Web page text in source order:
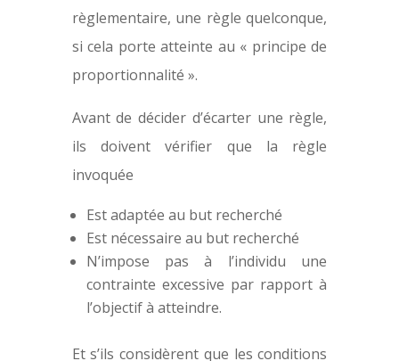
règlementaire, une règle quelconque,
si cela porte atteinte au « principe de
proportionnalité ».
Avant de décider d’écarter une règle,
ils doivent vérifier que la règle
invoquée
Est adaptée au but recherché
Est nécessaire au but recherché
N’impose pas à l’individu une
contrainte excessive par rapport à
l’objectif à atteindre.
Et s’ils considèrent que les conditions